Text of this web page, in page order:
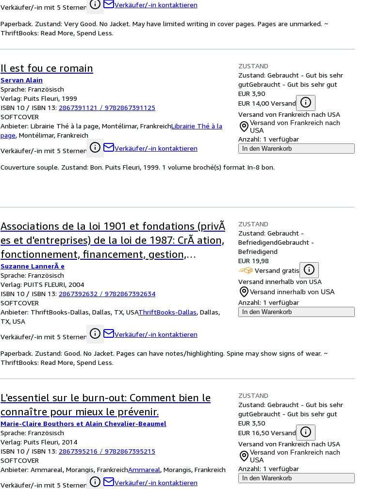
Verkäufer/-in mit 5 Sternen
Verkäufer/-in kontaktieren
Paperback. Zustand: Very Good. No Jacket. May have limited writing in cover pages. Pages are unmarked. ~
ThriftBooks: Read More, Spend Less.
Il est fou ce romain
Servan Alain
Sprache: Französisch
Verlag: Puits Fleuri, 1999
ISBN 10 / ISBN 13: 2867391121 / 9782867391125
SOFTCOVER
Anbieter: Librairie Thé à la page, Montélimar, FrankreichLibrairie Thé à la
page, Montélimar, Frankreich
Verkäufer/-in mit 5 Sternen
Verkäufer/-in kontaktieren
ZUSTAND
Zustand: Gebraucht - Gut bis sehr
gutGebraucht - Gut bis sehr gut
EUR 3,90
EUR 14,00 Versand
Versand von Frankreich nach USA
Versand von Frankreich nach
USA
Anzahl: 1 verfügbar
In den Warenkorb
Couverture souple. Zustand: Bon. Puits Fleuri, 1999. 1 volume broché(s) format In-8 bon.
Associations de la loi 1901 et fondations (privÃ
es et d'entreprises) de la loi de 1987: CrÃ ation,
fonctionnement, financement, gestion,
dissolution
Suzanne LannerÃ e
Sprache: Französisch
Verlag: PUITS FLEURI, 2004
ISBN 10 / ISBN 13: 2867392632 / 9782867392634
SOFTCOVER
Anbieter: ThriftBooks-Dallas, Dallas, TX, USAThriftBooks-Dallas, Dallas,
TX, USA
Verkäufer/-in mit 5 Sternen
Verkäufer/-in kontaktieren
ZUSTAND
Zustand: Gebraucht -
BefriedigendGebraucht -
Befriedigend
EUR 19,98
Versand gratis
Versand innerhalb von USA
Versand innerhalb von USA
Anzahl: 1 verfügbar
In den Warenkorb
Paperback. Zustand: Good. No Jacket. Pages can have notes/highlighting. Spine may show signs of wear. ~
ThriftBooks: Read More, Spend Less.
L'essentiel sur le burn-out: Comment bien le
connaître pour mieux le prévenir.
Marie-Claire Bouthors et Alain Chevalier-Beaumel
Sprache: Französisch
Verlag: Puits Fleuri, 2014
ISBN 10 / ISBN 13: 2867395216 / 9782867395215
SOFTCOVER
Anbieter: Ammareal, Morangis, FrankreichAmmareal, Morangis, Frankreich
Verkäufer/-in mit 5 Sternen
Verkäufer/-in kontaktieren
ZUSTAND
Zustand: Gebraucht - Gut bis sehr
gutGebraucht - Gut bis sehr gut
EUR 3,50
EUR 16,50 Versand
Versand von Frankreich nach USA
Versand von Frankreich nach
USA
Anzahl: 1 verfügbar
In den Warenkorb